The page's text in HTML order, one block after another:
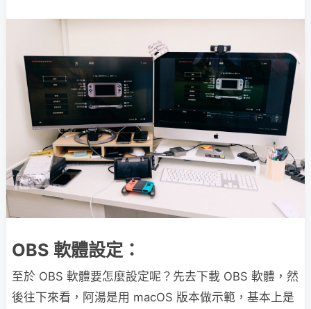
OBS 軟體設定：
至於 OBS 軟體要怎麼設定呢？先去下載 OBS 軟體，然
後往下來看，阿湯是用 macOS 版本做示範，基本上是